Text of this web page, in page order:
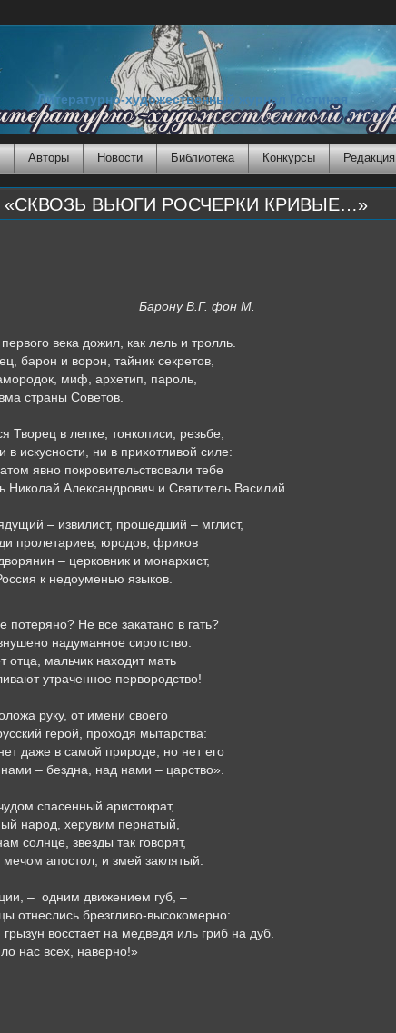
Литературно-художественный журнал Гостиная
Авторы Новости Библиотека Конкурсы Редакция
ВЬЮГИ РОСЧЕРКИ КРИВЫЕ…»
В.Г. фон М.
века дожил, как лель и тролль.
барон и ворон, тайник секретов,
миф, архетип, пароль,
страны Советов.
Творец в лепке, тонкописи, резьбе,
в искусности, ни в прихотливой силе:
явно покровительствовали тебе
Николай Александрович и Святитель Василий.
– извилист, прошедший – мглист,
пролетариев, юродов, фриков
– церковник и монархист,
к недоуменью языков.
потеряно? Не все закатано в гать?
надуманное сиротство:
отца, мальчик находит мать
утраченное первородство!
руку, от имени своего
герой, проходя мытарства:
даже в самой природе, но нет его
– бездна, над нами – царство».
спасенный аристократ,
народ, херувим пернатый,
солнце, звезды так говорят,
апостол, и змей заклятый.
– одним движением губ, –
отнеслись брезгливо-высокомерно:
грызун восстает на медведя иль гриб на дуб.
нас всех, наверно!»